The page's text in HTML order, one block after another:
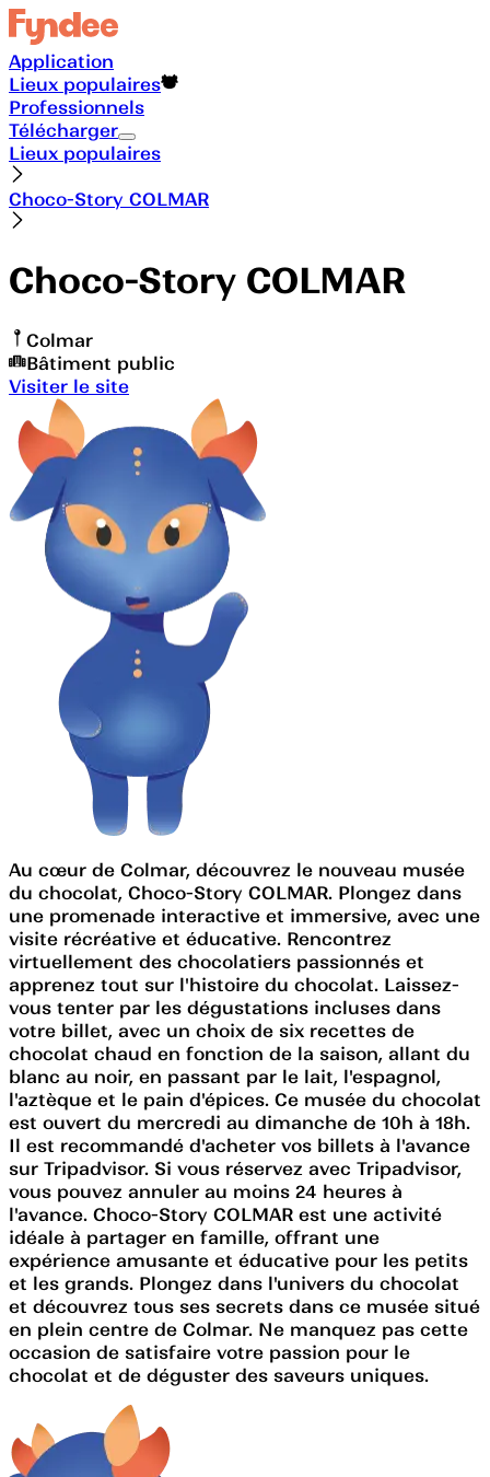
Application
Lieux populaires
Professionnels
Télécharger
Lieux populaires
Choco-Story COLMAR
Choco-Story COLMAR
Colmar
Bâtiment public
Visiter le site
Au cœur de Colmar, découvrez le nouveau musée
du chocolat, Choco-Story COLMAR. Plongez dans
une promenade interactive et immersive, avec une
visite récréative et éducative. Rencontrez
virtuellement des chocolatiers passionnés et
apprenez tout sur l'histoire du chocolat. Laissez-
vous tenter par les dégustations incluses dans
votre billet, avec un choix de six recettes de
chocolat chaud en fonction de la saison, allant du
blanc au noir, en passant par le lait, l'espagnol,
l'aztèque et le pain d'épices. Ce musée du chocolat
est ouvert du mercredi au dimanche de 10h à 18h.
Il est recommandé d'acheter vos billets à l'avance
sur Tripadvisor. Si vous réservez avec Tripadvisor,
vous pouvez annuler au moins 24 heures à
l'avance. Choco-Story COLMAR est une activité
idéale à partager en famille, offrant une
expérience amusante et éducative pour les petits
et les grands. Plongez dans l'univers du chocolat
et découvrez tous ses secrets dans ce musée situé
en plein centre de Colmar. Ne manquez pas cette
occasion de satisfaire votre passion pour le
chocolat et de déguster des saveurs uniques.